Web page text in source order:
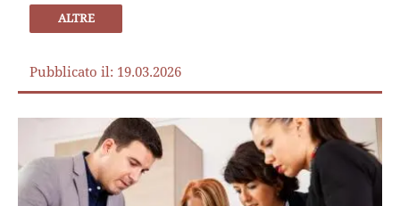
ALTRE
Pubblicato il: 19.03.2026